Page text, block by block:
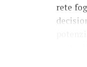
rete